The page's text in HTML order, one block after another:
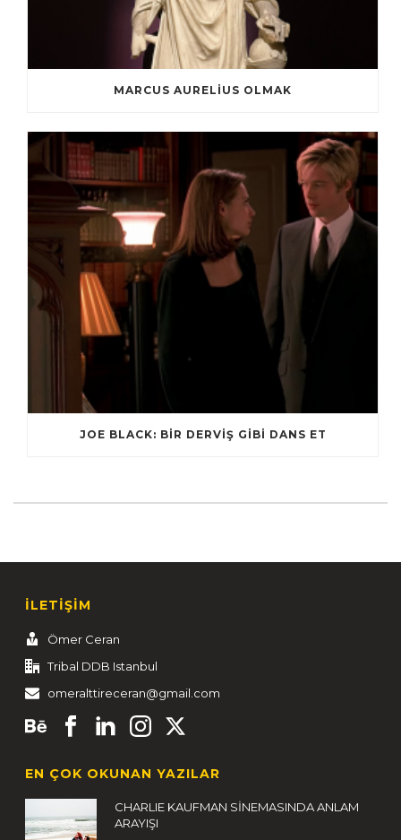
MARCUS AURELIUS OLMAK
JOE BLACK: BIR DERVIŞ GIBI DANS ET
İLETİŞİM
Ömer Ceran
Tribal DDB Istanbul
omeralttireceran@gmail.com
EN ÇOK OKUNAN YAZILAR
CHARLIE KAUFMAN SİNEMASINDA ANLAM
ARAYIŞI